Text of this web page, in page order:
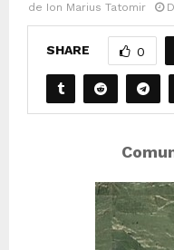
de Ion Marius Tatomir
SHARE 0